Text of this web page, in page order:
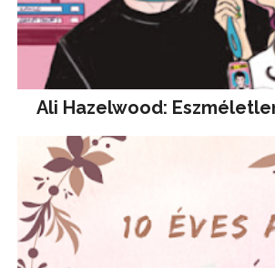
Ali Hazelwood: